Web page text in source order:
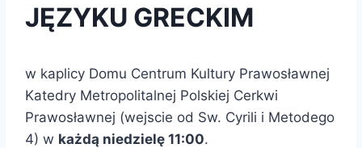
JĘZYKU GRECKIM
w kaplicy Domu Centrum Kultury Prawosławnej
Katedry Metropolitalnej Polskiej Cerkwi
Prawosławnej (wejscie od Sw. Cyrili i Metodego
4) w każdą niedzielę 11:00.